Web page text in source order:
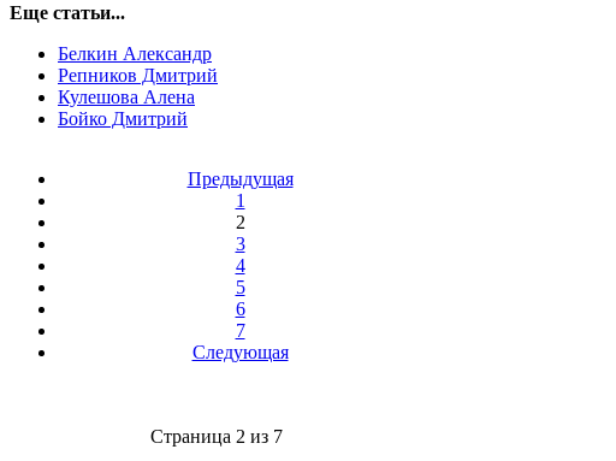
Еще статьи...
Белкин Александр
Репников Дмитрий
Кулешова Алена
Бойко Дмитрий
Предыдущая
1
2
3
4
5
6
7
Следующая
Страница 2 из 7